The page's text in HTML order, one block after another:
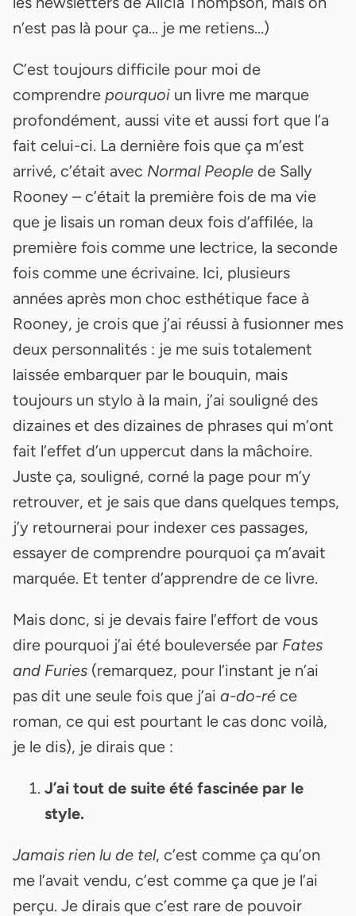
n’est pas là pour ça... je me retiens...)
C’est toujours difficile pour moi de
comprendre pourquoi un livre me marque
profondément, aussi vite et aussi fort que l’a
fait celui-ci. La dernière fois que ça m’est
arrivé, c’était avec Normal People de Sally
Rooney – c’était la première fois de ma vie
que je lisais un roman deux fois d’affilée, la
première fois comme une lectrice, la seconde
fois comme une écrivaine. Ici, plusieurs
années après mon choc esthétique face à
Rooney, je crois que j’ai réussi à fusionner mes
deux personnalités : je me suis totalement
laissée embarquer par le bouquin, mais
toujours un stylo à la main, j’ai souligné des
dizaines et des dizaines de phrases qui m’ont
fait l’effet d’un uppercut dans la mâchoire.
Juste ça, souligné, corné la page pour m’y
retrouver, et je sais que dans quelques temps,
j’y retournerai pour indexer ces passages,
essayer de comprendre pourquoi ça m’avait
marquée. Et tenter d’apprendre de ce livre.
Mais donc, si je devais faire l’effort de vous
dire pourquoi j’ai été bouleversée par Fates
and Furies (remarquez, pour l’instant je n’ai
pas dit une seule fois que j’ai a-do-ré ce
roman, ce qui est pourtant le cas donc voilà,
je le dis), je dirais que :
J’ai tout de suite été fascinée par le
style.
Jamais rien lu de tel, c’est comme ça qu’on
me l’avait vendu, c’est comme ça que je l’ai
perçu. Je dirais que c’est rare de pouvoir